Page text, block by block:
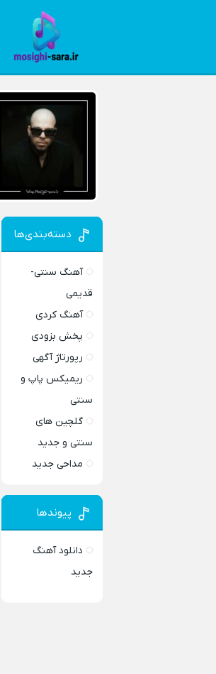
دسته‌بندی‌ها
آهنگ سنتی-
قدیمی
آهنگ کردی
پخش بزودی
رپورتاژ آگهی
ریمیکس پاپ و
سنتی
گلچین های
سنتی و جدید
مداحی جدید
پیوندها
دانلود آهنگ
جدید